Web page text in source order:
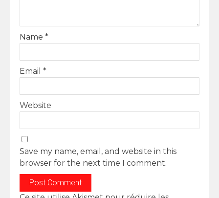
Name *
Email *
Website
Save my name, email, and website in this
browser for the next time I comment.